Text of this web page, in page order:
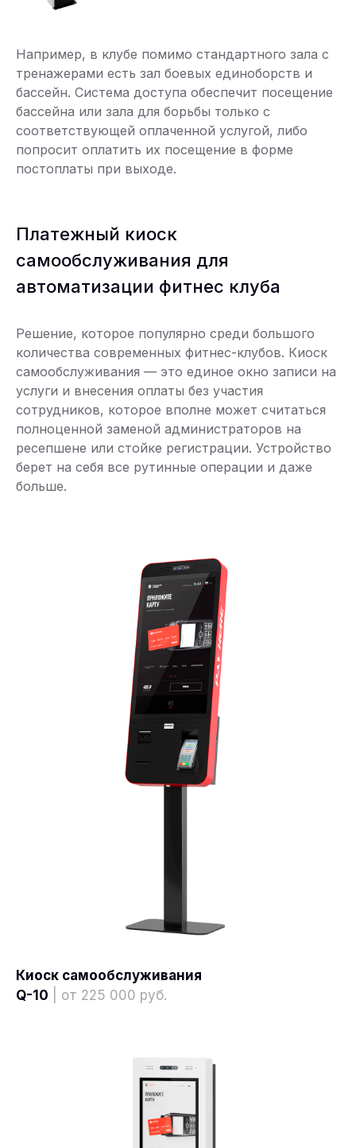
Например, в клубе помимо стандартного зала с
тренажерами есть зал боевых единоборств и
бассейн. Система доступа обеспечит посещение
бассейна или зала для борьбы только с
соответствующей оплаченной услугой, либо
попросит оплатить их посещение в форме
постоплаты при выходе.
Платежный киоск
самообслуживания для
автоматизации фитнес клуба
Решение, которое популярно среди большого
количества современных фитнес-клубов. Киоск
самообслуживания — это единое окно записи на
услуги и внесения оплаты без участия
сотрудников, которое вполне может считаться
полноценной заменой администраторов на
ресепшене или стойке регистрации. Устройство
берет на себя все рутинные операции и даже
больше.
Киоск самообслуживания
Q-10 | от 225 000 руб.